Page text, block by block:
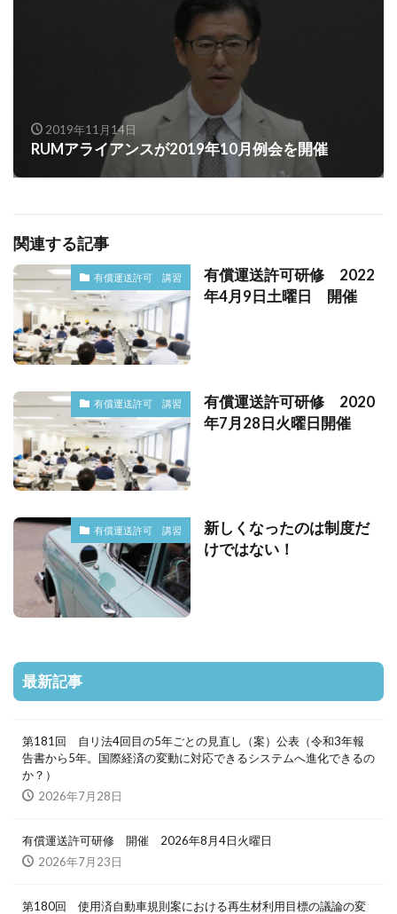
2019年11月14日
RUMアライアンスが2019年10月例会を開催
関連する記事
有償運送許可 講習
有償運送許可研修 2022
年4月9日土曜日 開催
有償運送許可 講習
有償運送許可研修 2020
年7月28日火曜日開催
有償運送許可 講習
新しくなったのは制度だ
けではない！
最新記事
第181回 自リ法4回目の5年ごとの見直し（案）公表（令和3年報
告書から5年。国際経済の変動に対応できるシステムへ進化できるの
か？）
2026年7月28日
有償運送許可研修 開催 2026年8月4日火曜日
2026年7月23日
第180回 使用済自動車規則案における再生材利用目標の議論の変